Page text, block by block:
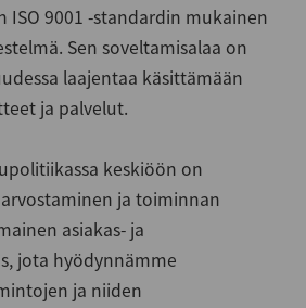
9001 -standardin mukainen
Sen soveltamisalaa on
laajentaa käsittämään
ja palvelut.
keskiöön on
ja toiminnan
asiakas- ja
jota hyödynnämme
ja niiden